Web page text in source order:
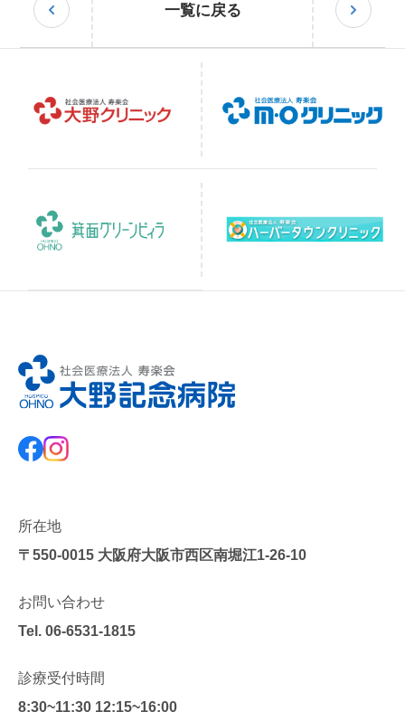
一覧に戻る
所在地
〒550-0015 大阪府大阪市西区南堀江1-26-10
お問い合わせ
Tel. 06-6531-1815
診療受付時間
8:30~11:30 12:15~16:00